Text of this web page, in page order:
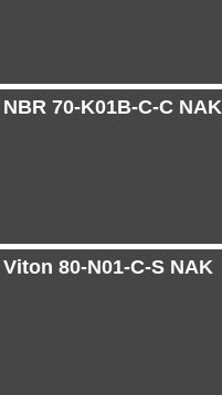
70-K01B-C-C NAK
80-N01-C-S NAK